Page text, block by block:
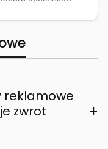
reklamowe
zwrot
+